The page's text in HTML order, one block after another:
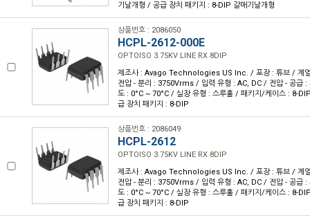
기날개형 / 공급 장치 패키지 : 8-DIP 갈매기날개형
상품번호 : 2086050
HCPL-2612-000E
OPTOISO 3.75KV LINE RX 8DIP
제조사 : Avago Technologies US Inc. / 포장 : 튜브 / 계
전압 - 분리 : 3750Vrms / 입력 유형 : AC, DC / 전압 - 공급
도 : 0°C ~ 70°C / 실장 유형 : 스루홀 / 패키지/케이스 : 8-
급 장치 패키지 : 8-DIP
상품번호 : 2086049
HCPL-2612
OPTOISO 3.75KV LINE RX 8DIP
제조사 : Avago Technologies US Inc. / 포장 : 튜브 / 계
전압 - 분리 : 3750Vrms / 입력 유형 : AC, DC / 전압 - 공급
도 : 0°C ~ 70°C / 실장 유형 : 스루홀 / 패키지/케이스 : 8-
급 장치 패키지 : 8-DIP